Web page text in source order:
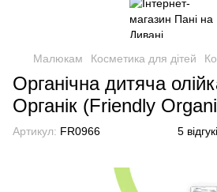
Малюкам Косметика для дітей
Органічна дитяча
Органік (Friendly
Артикул: FR0966 5